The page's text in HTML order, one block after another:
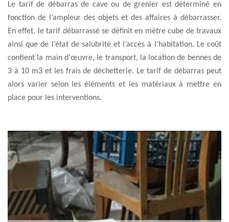
Le tarif de débarras de cave ou de grenier est déterminé en
fonction de l’ampleur des objets et des affaires à débarrasser.
En effet, le tarif débarrassé se définit en mètre cube de travaux
ainsi que de l’état de salubrité et l’accès à l'habitation. Le coût
contient la main d'œuvre, le transport, la location de bennes de
3 à 10 m3 et les frais de déchetterie. Le tarif de débarras peut
alors varier selon les éléments et les matériaux à mettre en
place pour les interventions.